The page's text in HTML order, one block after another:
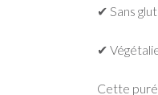
✔ Sans
✔
Cette